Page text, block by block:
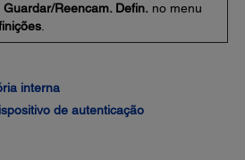
Guardar/Reencam. Defin. no menu
interna
de autenticação